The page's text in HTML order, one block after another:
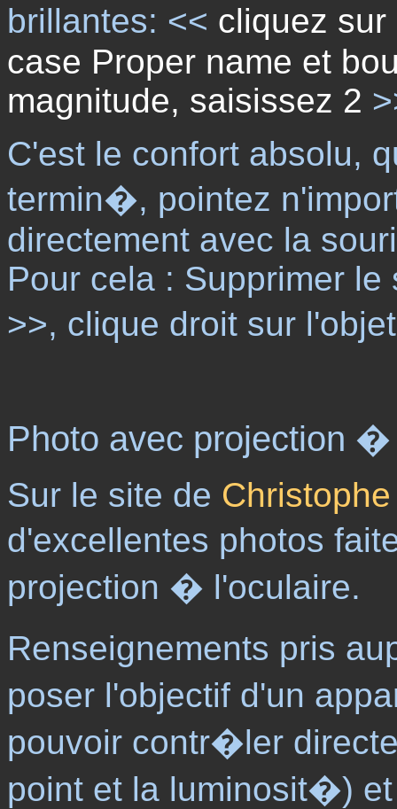
brillantes: << cliquez
case Proper name et
magnitude, saisissez 2
C'est le confort absolu,
termin�, pointez
directement avec la
Pour cela : Supprimer
>>, clique droit sur
Photo avec projection
Sur le site de
d'excellentes photos
projection � l'oculaire.
Renseignements pris
poser l'objectif d'un
pouvoir contr�ler
point et la luminosit�)